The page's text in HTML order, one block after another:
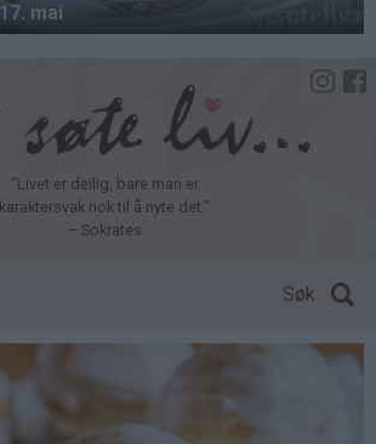
"Livet er deilig, bare man er
karaktersvak nok til å nyte det."
– Sokrates
Søk